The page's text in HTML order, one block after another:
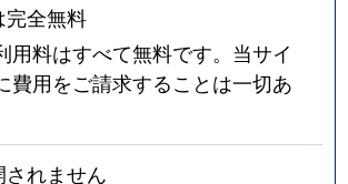
完全無料
用料はすべて無料です。当サイ
費用をご請求することは一切あ
れません